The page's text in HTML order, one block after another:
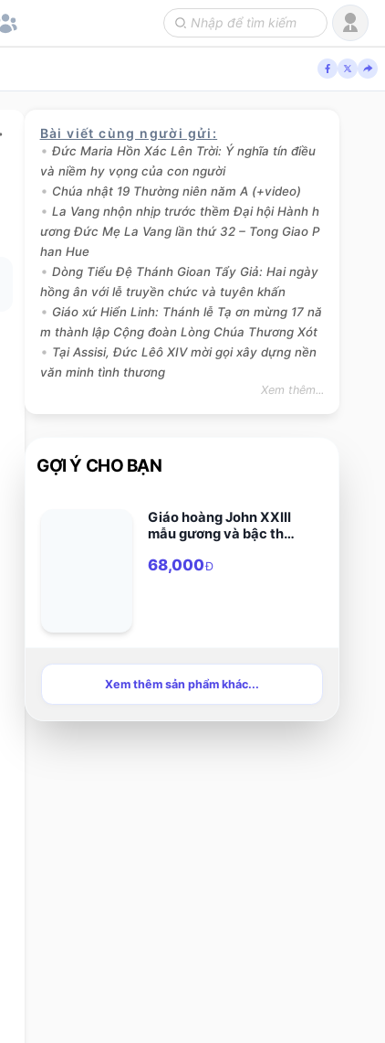
Bài viết cùng người gửi :
Đức Maria Hồn Xác Lên Trời: Ý nghĩa tín điều
và niềm hy vọng của con người
Chúa nhật 19 Thường niên năm A (+video)
La Vang nhộn nhịp trước thềm Đại hội Hành h
ương Đức Mẹ La Vang lần thứ 32 – Tong Giao P
han Hue
Dòng Tiểu Đệ Thánh Gioan Tẩy Giả: Hai ngày
hồng ân với lễ truyền chức và tuyên khấn
Giáo xứ Hiển Linh: Thánh lễ Tạ ơn mừng 17 nă
m thành lập Cộng đoàn Lòng Chúa Thương Xót
Tại Assisi, Đức Lêô XIV mời gọi xây dựng nền
văn minh tình thương
Xem thêm...
GỢI Ý CHO BẠN
Giáo hoàng John XXIII
mẫu gương và bậc thầy
68,000Đ
Xem thêm sản phẩm khác...